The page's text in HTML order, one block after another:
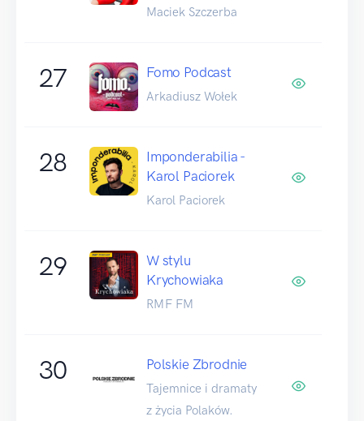
Maciek Szczerba
27 Fomo Podcast
Arkadiusz Wołek
28
Imponderabilia -
Karol Paciorek
Karol Paciorek
29
W stylu
Krychowiaka
RMF FM
30 Polskie Zbrodnie
Tajemnice i dramaty
z życia Polaków.